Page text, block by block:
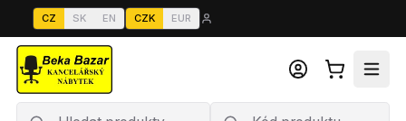
CZ SK EN CZK EUR